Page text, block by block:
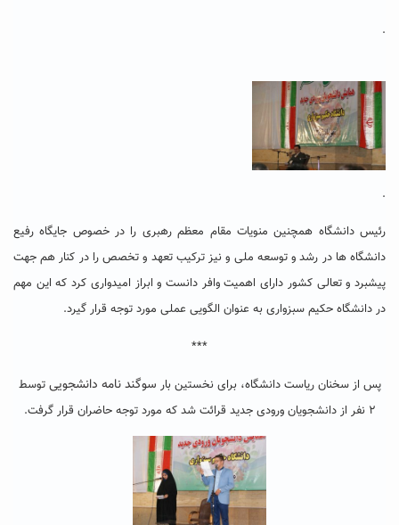
.
.
رئیس دانشگاه همچنین منویات مقام معظم رهبری را در خصوص جایگاه رفیع
دانشگاه ها در رشد و توسعه ملی و نیز ترکیب تعهد و تخصص را در کنار هم جهت
پیشبرد و تعالی کشور دارای اهمیت وافر دانست و ابراز امیدواری کرد که این مهم
در دانشگاه حکیم سبزواری به عنوان الگویی عملی مورد توجه قرار گیرد.
***
پس از سخنان ریاست دانشگاه، برای نخستین بار سوگند نامه دانشجویی توسط
۲ نفر از دانشجویان ورودی جدید قرائت شد که مورد توجه حاضران قرار گرفت.